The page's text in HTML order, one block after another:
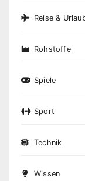
Reise &
Rohstoffe
Spiele
Sport
Technik
Wissen